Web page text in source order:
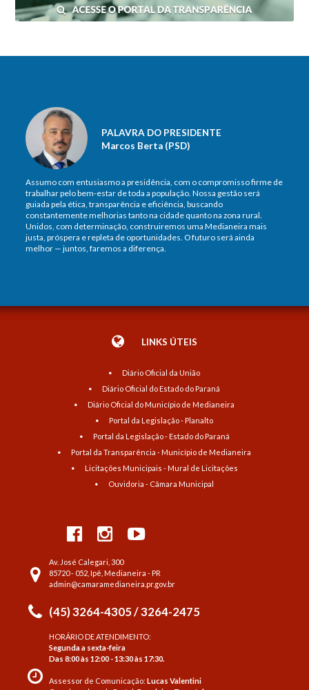
PALAVRA DO PRESIDENTE
Marcos Berta (PSD)
Assumo com entusiasmo a presidência, com o compromisso firme de
trabalhar pelo bem-estar de toda a população. Nossa gestão será
guiada pela ética, transparência e eficiência, buscando
constantemente melhorias tanto na cidade quanto na zona rural.
Unidos, com determinação, construiremos uma Medianeira mais
justa, próspera e repleta de oportunidades. O futuro será ainda
melhor — juntos, faremos a diferença.
LINKS ÚTEIS
Diário Oficial da União
Diário Oficial do Estado do Paraná
Diário Oficial do Município de Medianeira
Portal da Legislação - Planalto
Portal da Legislação - Estado do Paraná
Portal da Transparência - Município de Medianeira
Licitações Municipais - Mural de Licitações
Ouvidoria - Câmara Municipal
Av. José Calegari, 300
85720 - 052, Ipê, Medianeira - PR
admin@camaramedianeira.pr.gov.br
(45) 3264-4305 / 3264-2475
HORÁRIO DE ATENDIMENTO:
Segunda a sexta-feira
Das 8:00 às 12:00 - 13:30 às 17:30.
Assessor de Comunicação:Lucas Valentini